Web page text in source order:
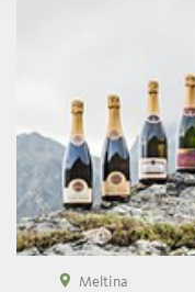
Meltina